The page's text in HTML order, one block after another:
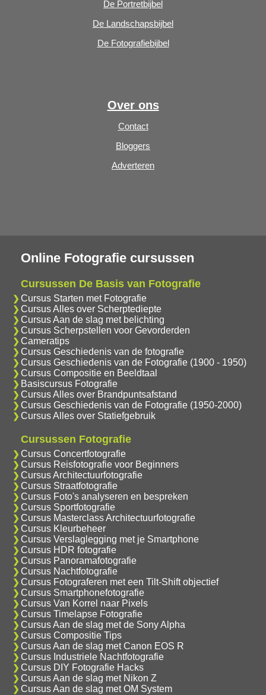
De Portretbijbel
De Landschapsbijbel
De Fotografiebijbel
Over ons
Contact
Bloggers
Adverteren
Online Fotografie cursussen
Cursussen De Basis van Fotografie
Cursus Starten met Fotografie
Cursus Alles over Scherptediepte
Cursus Aan de slag met belichting
Cursus Scherpstellen voor Gevorderden
Cameratips
Cursus Geschiedenis van de fotografie
Cursus Geschiedenis van de Fotografie (1900 - 1950)
Cursus Compositie en Beeldtaal
Basiscursus Fotografie
Cursus Alles over Brandpuntsafstand
Cursus Geschiedenis van de Fotografie (1950-2000)
Cursus Alles over Statiefgebruik
Cursussen Fotografie
Cursus Concertfotografie
Cursus Reisfotografie voor Beginners
Cursus Architectuurfotografie
Cursus Straatfotografie
Cursus Foto's analyseren en bespreken
Cursus Sportfotografie
Cursus Masterclass Architectuurfotografie
Cursus Kleurbeheer
Cursus Verslaglegging met je Smartphone
Cursus HDR fotografie
Cursus Panoramafotografie
Cursus Nachtfotografie
Cursus Fotograferen met een Tilt-Shift objectief
Cursus Smartphonefotografie
Cursus Van Korrel naar Pixels
Cursus Timelapse Fotografie
Cursus Aan de slag met de Sony Alpha
Cursus Compositie Tips
Cursus Aan de slag met Canon EOS R
Cursus Industriele Nachtfotografie
Cursus DIY Fotografie Hacks
Cursus Aan de slag met Nikon Z
Cursus Aan de slag met OM System